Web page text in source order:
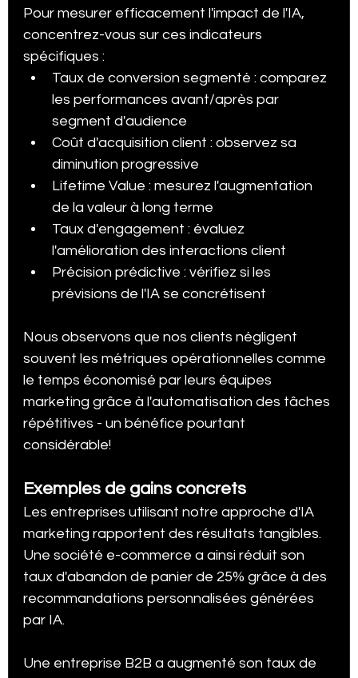
Pour mesurer efficacement l'impact de l'IA,
concentrez-vous sur ces indicateurs
spécifiques :
Taux de conversion segmenté : comparez
les performances avant/après par
segment d'audience
Coût d'acquisition client : observez sa
diminution progressive
Lifetime Value : mesurez l'augmentation
de la valeur à long terme
Taux d'engagement : évaluez
l'amélioration des interactions client
Précision prédictive : vérifiez si les
prévisions de l'IA se concrétisent
Nous observons que nos clients négligent
souvent les métriques opérationnelles comme
le temps économisé par leurs équipes
marketing grâce à l'automatisation des tâches
répétitives - un bénéfice pourtant
considérable!
Exemples de gains concrets
Les entreprises utilisant notre approche d'IA
marketing rapportent des résultats tangibles.
Une société e-commerce a ainsi réduit son
taux d'abandon de panier de 25% grâce à des
recommandations personnalisées générées
par IA.
Une entreprise B2B a augmenté son taux de